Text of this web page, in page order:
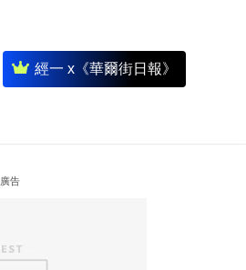
經一 x《華爾街日報》
廣告